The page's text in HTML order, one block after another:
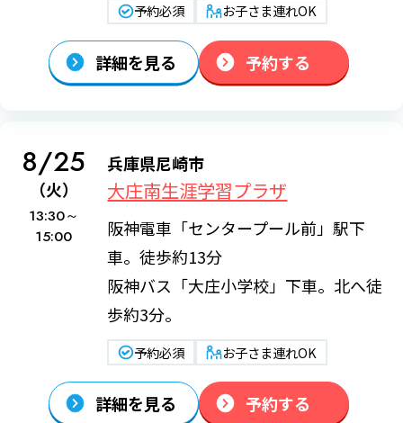
予約必須 お子さま連れOK
詳細を見る 予約する
8/25
（火）
13:30～
15:00
兵庫県尼崎市
大庄南生涯学習プラザ
阪神電車「センタープール前」駅下
車。徒歩約13分
阪神バス「大庄小学校」下車。北へ徒
歩約3分。
予約必須 お子さま連れOK
詳細を見る 予約する